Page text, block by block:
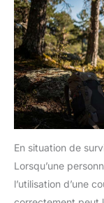
En situation de
Lorsqu’une
l’utilisation d’une